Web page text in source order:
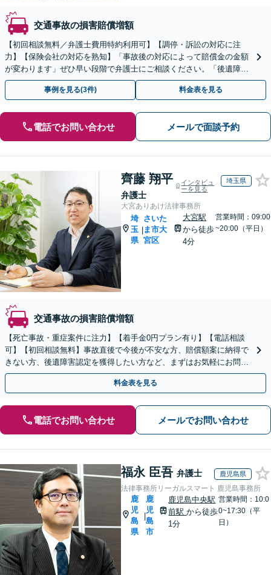
交通事故の損害賠償増額
【初回相談無料／弁護士費用特約利用可】【調停・訴訟の対応に注
力】【保険会社の対応を熟知】「事故後の対応によって賠償金の金額
が変わります」ぜひ早い段階で弁護士にご相談ください。「後遺障害
等級認定の結果に納得がいかない／異議申し立てのサポート」
事例を見る(3件) 料金表を見る
電話でお問い合わせ メールで面談予約
齊藤 翔平
弁護士
インタビュ
ーを見る
埼玉県
大宮ありあけ法律事務所
埼
玉
県
|
さいた
ま市大
宮区
大宮駅
から徒歩
4分
営業時間：09:00
~20:00（平日）
交通事故の損害賠償増額
【死亡事故・重症案件に注力】【着手金0円プラン有り】【電話相談
可】【初回相談無料】事故直後で今後が不安な方、賠償額案に納得で
きない方、後遺障害認定を獲得したい方など、まずはお気軽にお問い
合わせください。
料金表を見る
電話でお問い合わせ メールでお問い合わせ
福永 臣吾 弁護士 鹿児島県
法律事務所リーガルスマート 鹿児島事務所
鹿
児
島
県
|
鹿
児
島
市
鹿児島中央駅
前駅から徒歩
1分
営業時間：10:0
0~17:30（平
日）